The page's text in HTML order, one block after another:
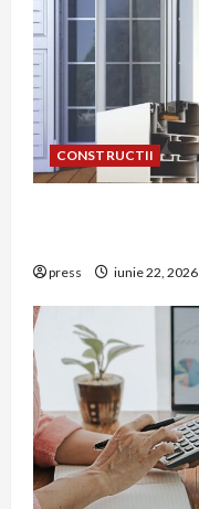
CONSTRUCTII
press iunie 22, 2026